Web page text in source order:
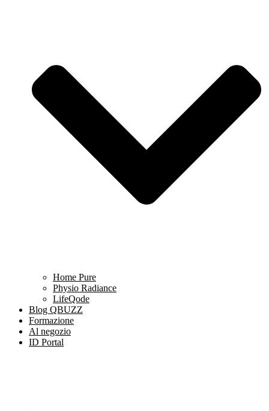
Home Pure
Physio Radiance
LifeQode
Blog QBUZZ
Formazione
Al negozio
ID Portal